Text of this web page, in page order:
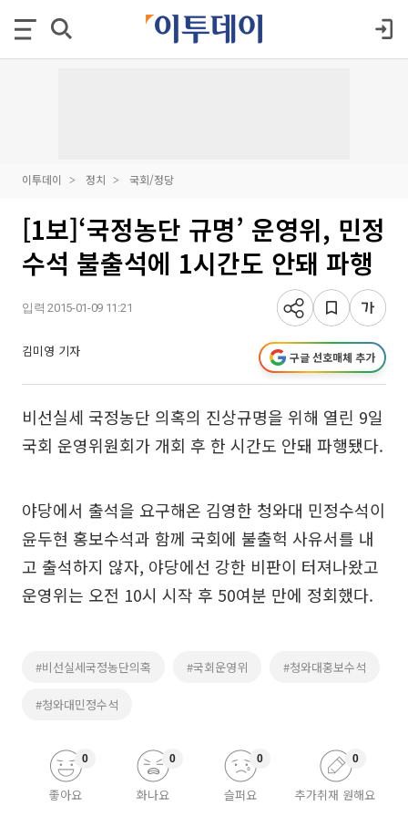
이투데이 정치 국회/정당
[1보]‘국정농단 규명’ 운영위, 민정
수석 불출석에 1시간도 안돼 파행
입력 2015-01-09 11:21
김미영 기자 구글 선호매체 추가
비선실세 국정농단 의혹의 진상규명을 위해 열린 9일
국회 운영위원회가 개회 후 한 시간도 안돼 파행됐다.
야당에서 출석을 요구해온 김영한 청와대 민정수석이
윤두현 홍보수석과 함께 국회에 불출헉 사유서를 내
고 출석하지 않자, 야당에선 강한 비판이 터져나왔고
운영위는 오전 10시 시작 후 50여분 만에 정회했다.
#비선실세국정농단의혹 #국회운영위 #청와대홍보수석
#청와대민정수석
좋아요
0
화나요
0
슬퍼요
0
추가취재 원해요
0